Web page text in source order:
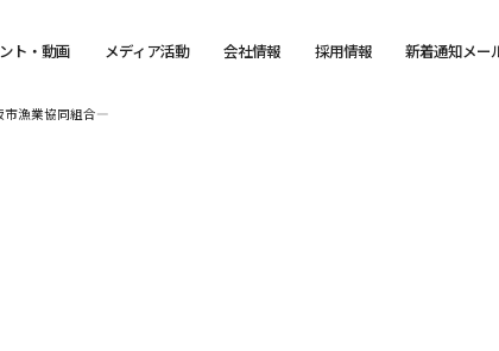
ト・動画 メディア活動 会社情報 採用情報 新着通知メー
市漁業協同組合―